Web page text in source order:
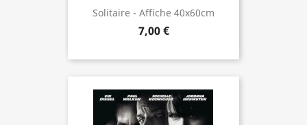
Solitaire - Affiche 40x60cm
7,00 €